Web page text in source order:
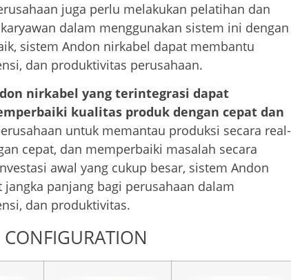
juga perlu melakukan pelatihan dan
dalam menggunakan sistem ini dengan
sistem Andon nirkabel dapat membantu
dan produktivitas perusahaan.
nirkabel yang terintegrasi dapat
kualitas produk dengan cepat dan
untuk memantau produksi secara real-
cepat, dan memperbaiki masalah secara
awal yang cukup besar, sistem Andon
panjang bagi perusahaan dalam
dan produktivitas.
CONFIGURATION